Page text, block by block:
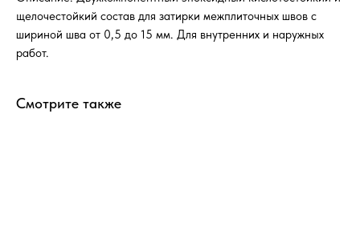
щелочестойкий состав для затирки межплиточных швов с
шириной шва от 0,5 до 15 мм. Для внутренних и наружных
работ.
Смотрите также